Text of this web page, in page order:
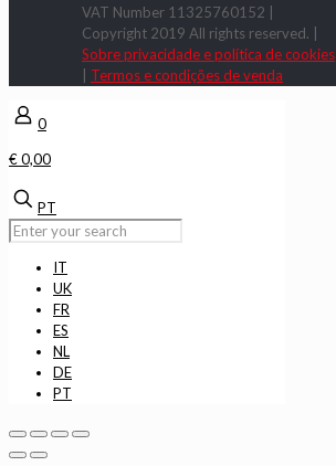
VAT Number 11325760152 |
Copyright 2019 All rights reserved. |
Sobre privacidade e política de cookies
Termos e condições de venda
0
€ 0,00
PT
IT
UK
FR
ES
NL
DE
PT